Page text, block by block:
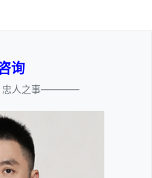
询
人之事————